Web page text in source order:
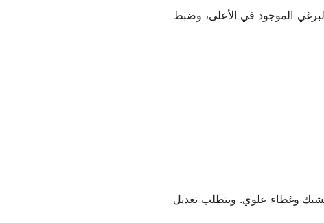
الموجود في الأعلى، وضبط
وغطاء علوي. ويتطلب تعديل